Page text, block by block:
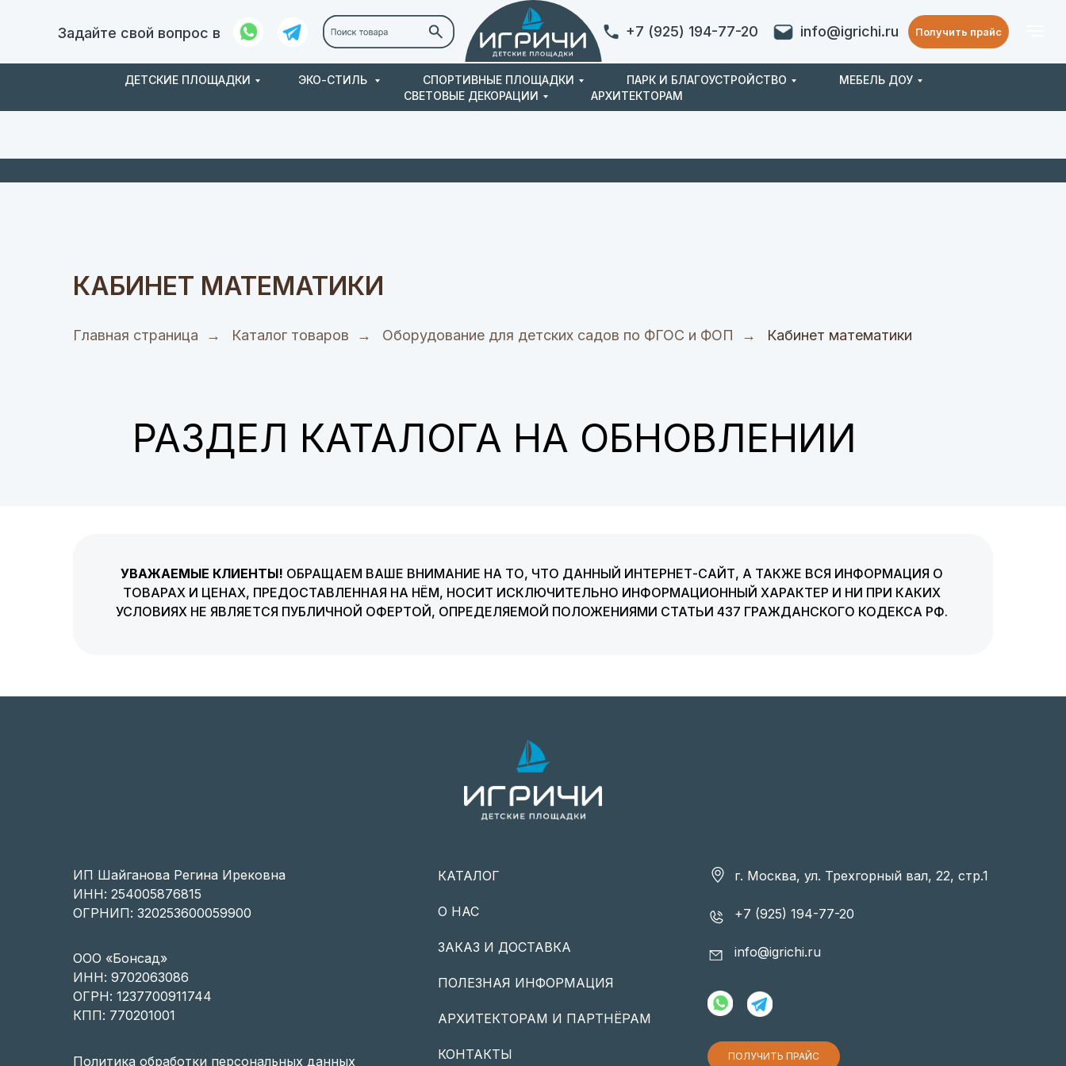
Задайте свой вопрос в +7 (925) 194-77-20 info@igrichi.ru Получить прайс
ДЕТСКИЕ ПЛОЩАДКИ ЭКО-СТИЛЬ СПОРТИВНЫЕ ПЛОЩАДКИ ПАРК И БЛАГОУСТРОЙСТВО
МЕБЕЛЬ ДОУ
СВЕТОВЫЕ ДЕКОРАЦИИ
АРХИТЕКТОРАМ
КАБИНЕТ МАТЕМАТИКИ
Главная страница → Каталог товаров → Оборудование для детских садов по ФГОС и ФОП → Кабинет математики
РАЗДЕЛ КАТАЛОГА НА ОБНОВЛЕНИИ
УВАЖАЕМЫЕ КЛИЕНТЫ! ОБРАЩАЕМ ВАШЕ ВНИМАНИЕ НА ТО, ЧТО ДАННЫЙ ИНТЕРНЕТ-САЙТ, А ТАКЖЕ ВСЯ ИНФОРМАЦИЯ О
ТОВАРАХ И ЦЕНАХ, ПРЕДОСТАВЛЕННАЯ НА НЁМ, НОСИТ ИСКЛЮЧИТЕЛЬНО ИНФОРМАЦИОННЫЙ ХАРАКТЕР И НИ ПРИ КАКИХ
УСЛОВИЯХ НЕ ЯВЛЯЕТСЯ ПУБЛИЧНОЙ ОФЕРТОЙ, ОПРЕДЕЛЯЕМОЙ ПОЛОЖЕНИЯМИ СТАТЬИ 437 ГРАЖДАНСКОГО КОДЕКСА РФ.
OOO «Бонсад»
ИНН: 9702063086
ОГРН: 1237700911744
КПП: 770201001
АРХИТЕКТОРАМ И ПАРТНЁРАМ
КОНТАКТЫ
ПОЛЕЗНАЯ ИНФОРМАЦИЯ
ЗАКАЗ И ДОСТАВКА
О НАС
КАТАЛОГ
Политика обработки персональных данных
г. Москва, ул. Трехгорный вал, 22, стр.1
+7 (925) 194-77-20
info@igrichi.ru
ПОЛУЧИТЬ ПРАЙС
ИП Шайганова Регина Ирековна
ИНН: 254005876815
ОГРНИП: 320253600059900